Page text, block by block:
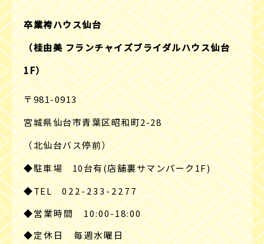
卒業袴ハウス仙台
（桂由美 フランチャイズブライダルハウス仙台
1F）
〒981-0913
宮城県仙台市青葉区昭和町2-28
（北仙台バス停前）
◆駐車場 10台有(店舗裏サマンパーク1F)
◆TEL022-233-2277
◆営業時間 10:00-18:00
◆定休日 毎週水曜日